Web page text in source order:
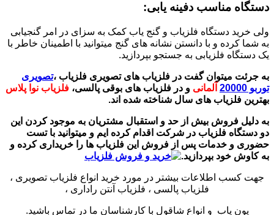
دستگاه مناسب دفینه یابی:
ولی خرید دستگاه فلزیاب و گنج یاب کمک به سزای در امر گنجیابی
به شما کرده و با دانستن نشانه های گنج میتوانید با اطمینان خاطر با
یک دستگاه فلزیابی به جستجو بپردازید.
به جرئت میتوان گفت در فلزیاب های تصویری فلزیاب ،تصویری
توربو 20000
آلمانی و در فلزیاب های بوقی پالسی، فلزیاب نوا پلاس
بهترین فلزیاب های سال شناخته شده اند.
به دلیل فروش بیش از حد و استقبال مشتریان به موجود کردن این
دو دستگاه فلزیاب در شرکت اقدام کرده ایم و میتوانید با تست
حضوری و خدمات پس از فروش این فلزیاب ها را خریداری کرده و
به کاوش خود بپردازید.
جهت کسب اطلاعات بیشتر در مورد خرید انواع فلزیاب تصویری ،
فلزیاب پالسی ، فلزیاب آنتن راداری ،
یون یاب و انواع شاقول با کارشناسان ما در تماس باشید.